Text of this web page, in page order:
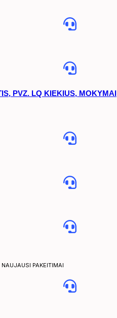
PVZ. LQ KIEKIUS, MOKYMAI
PAKEITIMAI